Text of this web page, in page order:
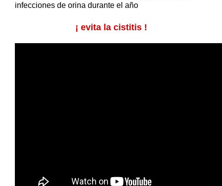
infecciones de orina durante el año
¡ evita la cistitis !